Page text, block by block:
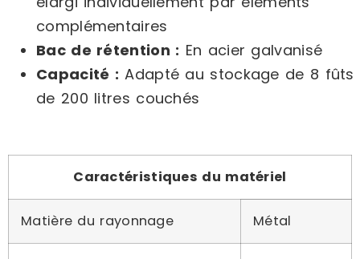
complémentaires
Bac de rétention : En acier galvanisé
Capacité : Adapté au stockage de 8 fûts
de 200 litres couchés
Caractéristiques du matériel
Matière du rayonnage Métal